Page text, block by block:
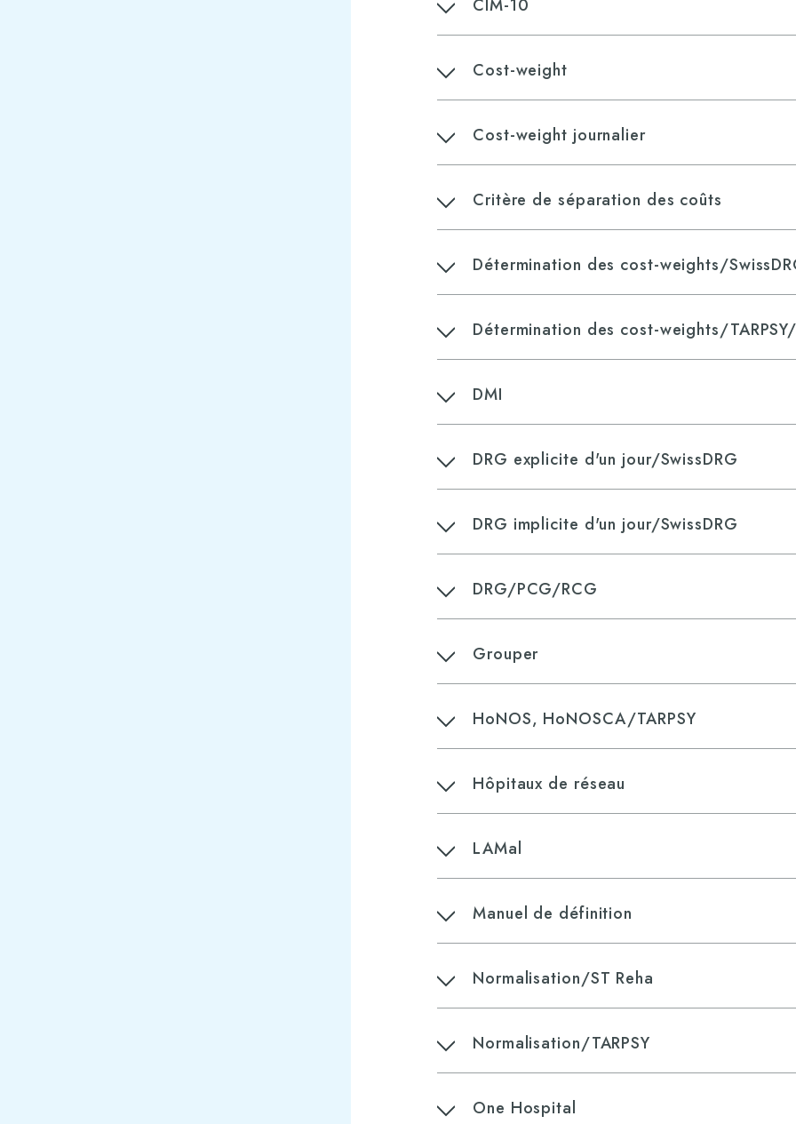
CIM-10
Cost-weight
Cost-weight journalier
​Critère de séparation des coûts
Détermination des cost-weights/
Détermination des cost-weights/
DMI
DRG explicite d'un jour/SwissDRG
DRG implicite d'un jour/SwissDRG
DRG/PCG/RCG
Grouper
HoNOS, HoNOSCA/TARPSY
Hôpitaux de réseau
LAMal
Manuel de définition
Normalisation/ST Reha
N​ormalisation/TARPSY
One Hospital